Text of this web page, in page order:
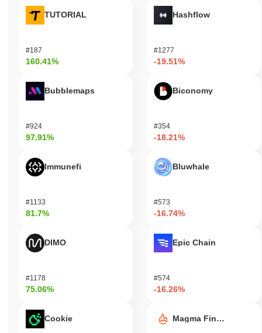
全体の機能性を向上させます。プラットフォームは、GIGAを取
引やその他の特定の機能に使用するためのさまざまなウォレット
チャドコミュニティ内での関与と革新を促進する重要な役割を果
たしています。
ギガチャドはまだ活動中または関連性があります
か？
通じて活動を続けており、エコシステムのスケーラビリティとユ
ーザー体験の向上に焦点を当てています。プロジェクトは、取引
スが2023年8月に行われるなど、開発の更新が安定して行われて
います。 市場での存在感に関しては、ギガチャドは複数の主要な
ブロックチェーン分野の主要なプレーヤーとのパートナーシップ
を確立し、その関連性をさらに強化しています。 これらの指標
ミュニティの関与に対するコミットメントを示しています。アク
ティブなガバナンスと定期的な更新は、ギガチャドが関連性を維
ことを示唆しています。
ギガチャドは、暗号通貨空間の消費者や愛好者を主な対象として
設計されており、コミュニティ主導の価値を体現するユニークな
TUTORIAL
#187
160.41%
Bubblemaps
#924
97.91%
Immunefi
#1133
81.7%
DIMO
#1178
75.06%
Cookie
Hashflow
#1277
-19.51%
Biconomy
#354
-18.21%
Bluwhale
#573
-16.74%
Epic Chain
#574
-16.26%
Magma Finance